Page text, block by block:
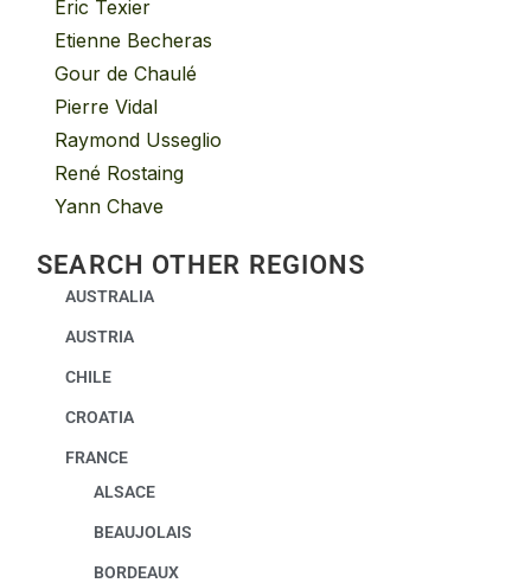
Éric Texier
Etienne Becheras
Gour de Chaulé
Pierre Vidal
Raymond Usseglio
René Rostaing
Yann Chave
SEARCH OTHER REGIONS
AUSTRALIA
AUSTRIA
CHILE
CROATIA
FRANCE
ALSACE
BEAUJOLAIS
BORDEAUX